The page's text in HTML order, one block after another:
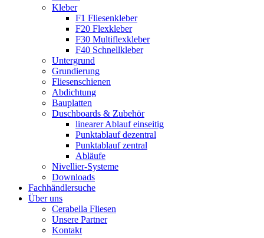
Kleber
F1 Fliesenkleber
F20 Flexkleber
F30 Multiflexkleber
F40 Schnellkleber
Untergrund
Grundierung
Fliesenschienen
Abdichtung
Bauplatten
Duschboards & Zubehör
linearer Ablauf einseitig
Punktablauf dezentral
Punktablauf zentral
Abläufe
Nivellier-Systeme
Downloads
Fachhändlersuche
Über uns
Cerabella Fliesen
Unsere Partner
Kontakt